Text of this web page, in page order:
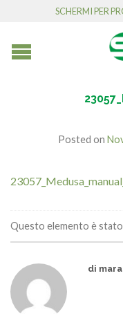
SCHERMI PER
Posted on
Questo elemento è
di